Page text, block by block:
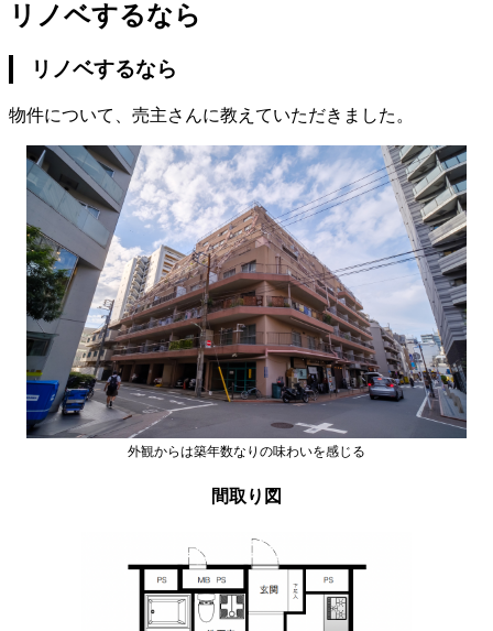
リノベするなら
リノベするなら
物件について、売主さんに教えていただきました。
外観からは築年数なりの味わいを感じる
間取り図